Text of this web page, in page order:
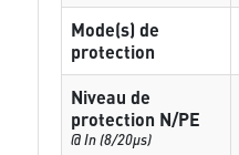
Mode(s) de
protection
Niveau de
protection N/PE
@ In (8/20µs)